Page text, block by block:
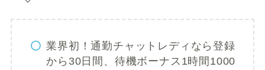
業界初！通勤チャットレディなら登録
から30日間、待機ボーナス1時間1000